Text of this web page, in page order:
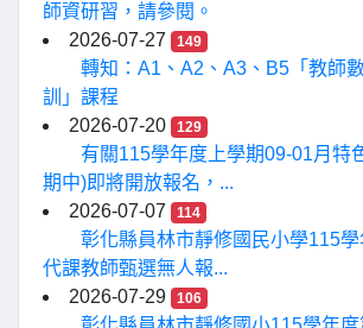
師資研習，請參閱。
2026-07-27
149
轉知：A1、A2、A3、B5「教師
訓」課程
2026-07-20
129
有關115學年度上學期09-01月特
期中)即將開放報名，...
2026-07-07
114
彰化縣員林市靜修國民小學115
代課教師甄選無人報...
2026-07-29
106